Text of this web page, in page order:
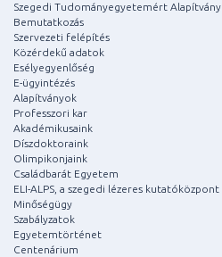
Szegedi Tudományegyetemért Alapítvány
Bemutatkozás
Szervezeti felépítés
Közérdekű adatok
Esélyegyenlőség
E-ügyintézés
Alapítványok
Professzori kar
Akadémikusaink
Díszdoktoraink
Olimpikonjaink
Családbarát Egyetem
ELI-ALPS, a szegedi lézeres kutatóközpont
Minőségügy
Szabályzatok
Egyetemtörténet
Centenárium